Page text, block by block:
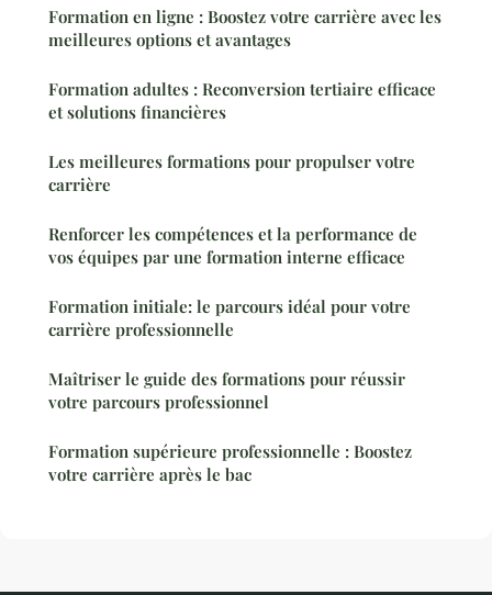
Formation en ligne : Boostez votre carrière avec les
meilleures options et avantages
Formation adultes : Reconversion tertiaire efficace
et solutions financières
Les meilleures formations pour propulser votre
carrière
Renforcer les compétences et la performance de
vos équipes par une formation interne efficace
Formation initiale: le parcours idéal pour votre
carrière professionnelle
Maîtriser le guide des formations pour réussir
votre parcours professionnel
Formation supérieure professionnelle : Boostez
votre carrière après le bac